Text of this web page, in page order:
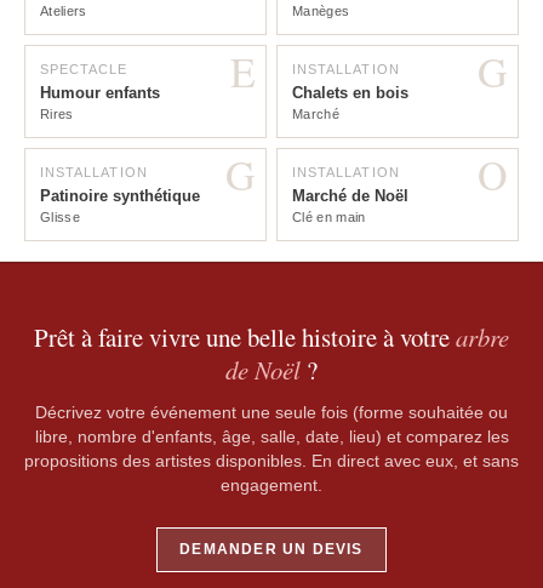
Ateliers Manèges
E
SPECTACLE
Humour enfants
Rires
G
INSTALLATION
Chalets en bois
Marché
G
INSTALLATION
Patinoire synthétique
Glisse
O
INSTALLATION
Marché de Noël
Clé en main
Prêt à faire vivre une belle histoire à votrearbre
de Noël ?
Décrivez votre événement une seule fois (forme souhaitée ou
libre, nombre d'enfants, âge, salle, date, lieu) et comparez les
propositions des artistes disponibles. En direct avec eux, et sans
engagement.
DEMANDER UN DEVIS